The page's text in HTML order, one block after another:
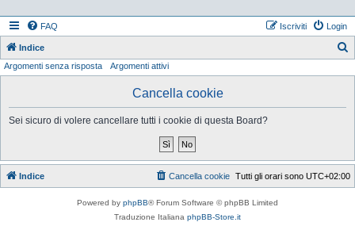
FAQ Login
Iscriviti
Indice
Argomenti senza risposta Argomenti attivi
Cancella cookie
Sei sicuro di volere cancellare tutti i cookie di questa Board?
Indice Tutti gli orari sono UTC+02:00
Cancella cookie
Powered by phpBB® Forum Software © phpBB Limited
Traduzione Italiana phpBB-Store.it